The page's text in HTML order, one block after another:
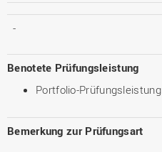
-
Benotete Prüfungsleistung
Portfolio-Prüfungsleistung
Bemerkung zur Prüfungsart